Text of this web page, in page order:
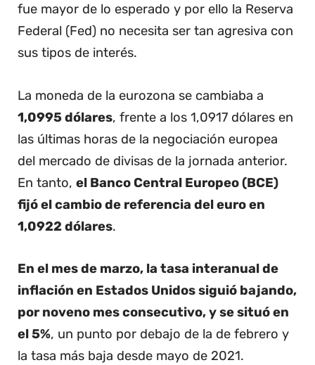
fue mayor de lo esperado y por ello la Reserva
Federal (Fed) no necesita ser tan agresiva con
sus tipos de interés.
La moneda de la eurozona se cambiaba a
1,0995 dólares, frente a los 1,0917 dólares en
las últimas horas de la negociación europea
del mercado de divisas de la jornada anterior.
En tanto, el Banco Central Europeo (BCE)
fijó el cambio de referencia del euro en
1,0922 dólares.
En el mes de marzo, la tasa interanual de
inflación en Estados Unidos siguió bajando,
por noveno mes consecutivo, y se situó en
el 5%, un punto por debajo de la de febrero y
la tasa más baja desde mayo de 2021.